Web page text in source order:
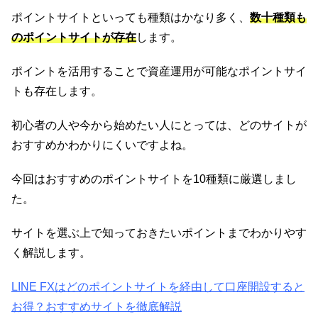
ポイントサイトといっても種類はかなり多く、 数十種類も
のポイントサイトが存在します。
ポイントを活用することで資産運用が可能なポイントサイ
トも存在します。
初心者の人や今から始めたい人にとっては、どのサイトが
おすすめかわかりにくいですよね。
今回はおすすめのポイントサイトを10種類に厳選しまし
た。
サイトを選ぶ上で知っておきたいポイントまでわかりやす
く解説します。
LINE FXはどのポイントサイトを経由して口座開設すると
お得？おすすめサイトを徹底解説